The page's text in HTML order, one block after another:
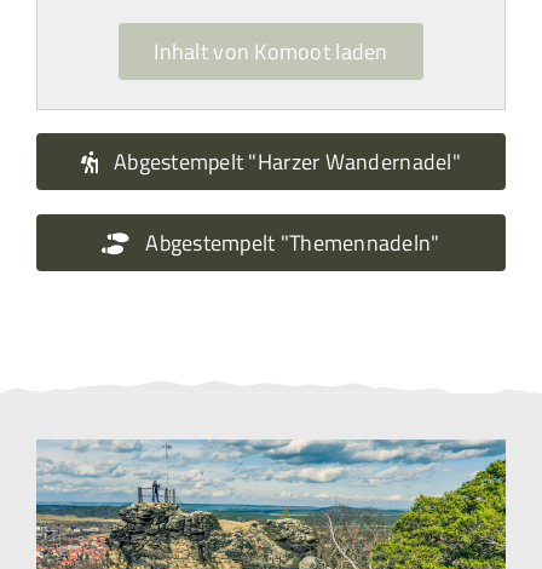
Inhalt von Komoot laden
Abgestempelt "Harzer Wandernadel"
Abgestempelt "Themennadeln"